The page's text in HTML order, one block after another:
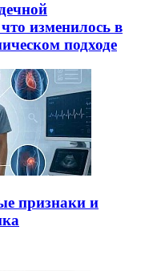
изменилось в
подходе
признаки и